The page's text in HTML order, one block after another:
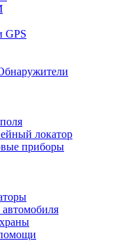
GPS
локатор
приборы